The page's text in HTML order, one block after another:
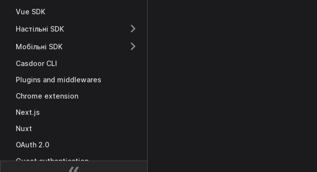
Vue SDK
Настільні SDK
Мобільні SDK
Casdoor CLI
Plugins and middlewares
Chrome extension
Next.js
Nuxt
OAuth 2.0
Guest authentication